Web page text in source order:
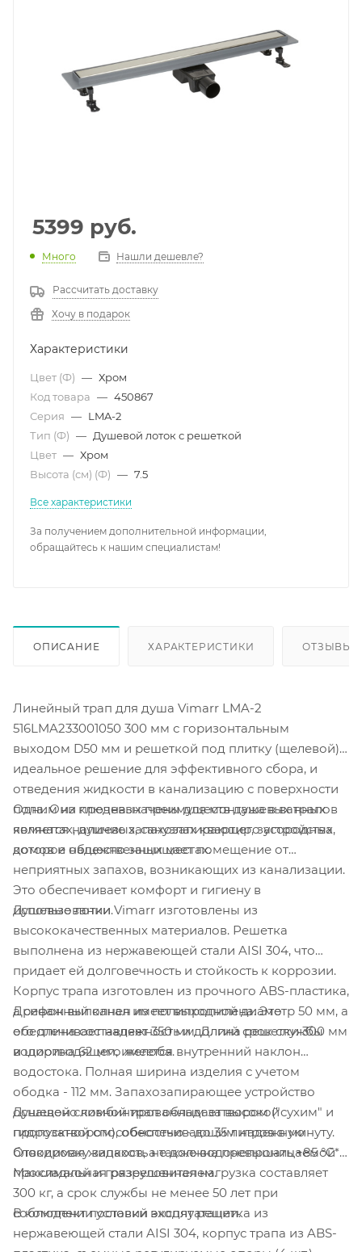
5399 руб.
Много Нашли дешевле?
Рассчитать доставку
Хочу в подарок
Характеристики
Цвет (Ф) — Хром
Код товара — 450867
Серия — LMA-2
Тип (Ф) — Душевой лоток с решеткой
Цвет — Хром
Высота (см) (Ф) — 7.5
Все характеристики
За получением дополнительной информации,
обращайтесь к нашим специалистам!
ОПИСАНИЕ ХАРАКТЕРИСТИКИ ОТЗЫВЫ
Линейный трап для душа Vimarr LMA-2
516LMA233001050 300 мм с горизонтальным
выходом D50 мм и решеткой под плитку (щелевой) -
идеальное решение для эффективного сбора, и
отведения жидкости в канализацию с поверхности
пола. Они предназначены для монтажа в ванных
комнатах, душевых, санузлах квартир, загородных
домов и общественных местах.
Одним из ключевых преимуществ душевых трапов
является наличие запахозапирающего устройства,
которое надежно защищает помещение от
неприятных запахов, возникающих из канализации.
Это обеспечивает комфорт и гигиену в
использовании.
Душевые лотки Vimarr изготовлены из
высококачественных материалов. Решетка
выполнена из нержавеющей стали AISI 304, что
придает ей долговечность и стойкость к коррозии.
Корпус трапа изготовлен из прочного ABS-пластика,
а сифон выполнен из полипропилена. Это
обеспечивает надежность и долгий срок службы
водоотводящего желоба.
Дренажный канал имеет выходной диаметр 50 мм, а
его длина составляет 350 мм. Длина решетки 300 мм
и ширина 62 мм, имеется внутренний наклон
водостока. Полная ширина изделия с учетом
ободка - 112 мм. Запахозапирающее устройство
оснащено комбинированным затвором ("сухим" и
гидрозатвором), обеспечивающим надежную
блокировку запахов, а также водонепроницаемой
прокладкой и грязеуловителем.
Душевой сливной трап обладает высокой
пропускной способностью - до 35 литров в минуту.
Отводимая жидкость не должна превышать +85 °C*.
Максимальная разрешенная нагрузка составляет
300 кг, а срок службы не менее 50 лет при
соблюдении условий эксплуатации.
В комплект поставки входят решетка из
нержавеющей стали AISI 304, корпус трапа из ABS-